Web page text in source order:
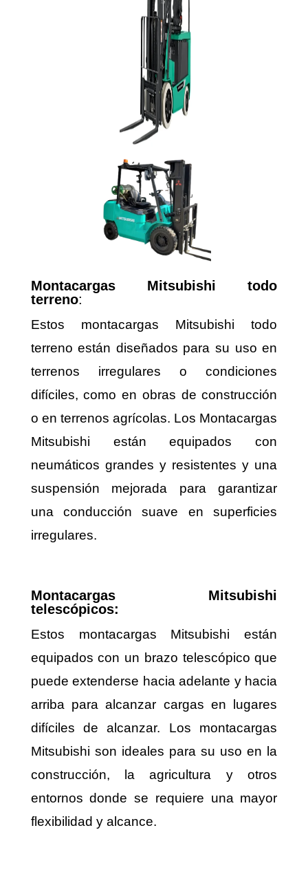
Montacargas Mitsubishi todo
terreno:
Estos montacargas Mitsubishi todo
terreno están diseñados para su uso en
terrenos irregulares o condiciones
difíciles, como en obras de construcción
o en terrenos agrícolas. Los Montacargas
Mitsubishi están equipados con
neumáticos grandes y resistentes y una
suspensión mejorada para garantizar
una conducción suave en superficies
irregulares.
Montacargas Mitsubishi
telescópicos:
Estos montacargas Mitsubishi están
equipados con un brazo telescópico que
puede extenderse hacia adelante y hacia
arriba para alcanzar cargas en lugares
difíciles de alcanzar. Los montacargas
Mitsubishi son ideales para su uso en la
construcción, la agricultura y otros
entornos donde se requiere una mayor
flexibilidad y alcance.